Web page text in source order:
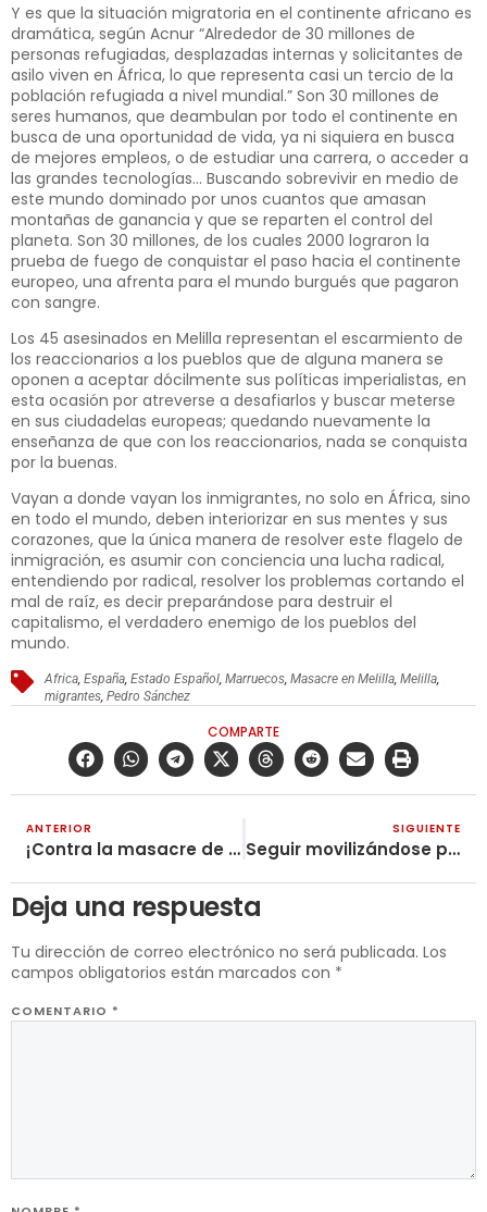
Y es que la situación migratoria en el continente africano es
dramática, según Acnur “Alrededor de 30 millones de
personas refugiadas, desplazadas internas y solicitantes de
asilo viven en África, lo que representa casi un tercio de la
población refugiada a nivel mundial.” Son 30 millones de
seres humanos, que deambulan por todo el continente en
busca de una oportunidad de vida, ya ni siquiera en busca
de mejores empleos, o de estudiar una carrera, o acceder a
las grandes tecnologías… Buscando sobrevivir en medio de
este mundo dominado por unos cuantos que amasan
montañas de ganancia y que se reparten el control del
planeta. Son 30 millones, de los cuales 2000 lograron la
prueba de fuego de conquistar el paso hacia el continente
europeo, una afrenta para el mundo burgués que pagaron
con sangre.
Los 45 asesinados en Melilla representan el escarmiento de
los reaccionarios a los pueblos que de alguna manera se
oponen a aceptar dócilmente sus políticas imperialistas, en
esta ocasión por atreverse a desafiarlos y buscar meterse
en sus ciudadelas europeas; quedando nuevamente la
enseñanza de que con los reaccionarios, nada se conquista
por la buenas.
Vayan a donde vayan los inmigrantes, no solo en África, sino
en todo el mundo, deben interiorizar en sus mentes y sus
corazones, que la única manera de resolver este flagelo de
inmigración, es asumir con conciencia una lucha radical,
entendiendo por radical, resolver los problemas cortando el
mal de raíz, es decir preparándose para destruir el
capitalismo, el verdadero enemigo de los pueblos del
mundo.
Africa ,España ,Estado Español ,Marruecos ,Masacre en Melilla ,Melilla
migrantes ,Pedro Sánchez
COMPARTE
ANTERIOR
¡Contra la masacre de migrantes en Melilla – imperialistas y gobiernos reaccionarios asesinos!
SIGUIENTE
Seguir movilizándose por la libertad de los presos por luchar
Deja una respuesta
Tu dirección de correo electrónico no será publicada. Los
campos obligatorios están marcados con *
COMENTARIO *